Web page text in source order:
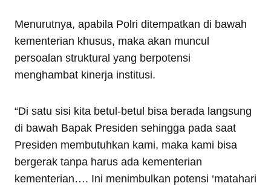
Menurutnya, apabila Polri ditempatkan di bawah
kementerian khusus, maka akan muncul
persoalan struktural yang berpotensi
menghambat kinerja institusi.
“Di satu sisi kita betul-betul bisa berada langsung
di bawah Bapak Presiden sehingga pada saat
Presiden membutuhkan kami, maka kami bisa
bergerak tanpa harus ada kementerian
kementerian…. Ini menimbulkan potensi ‘matahari